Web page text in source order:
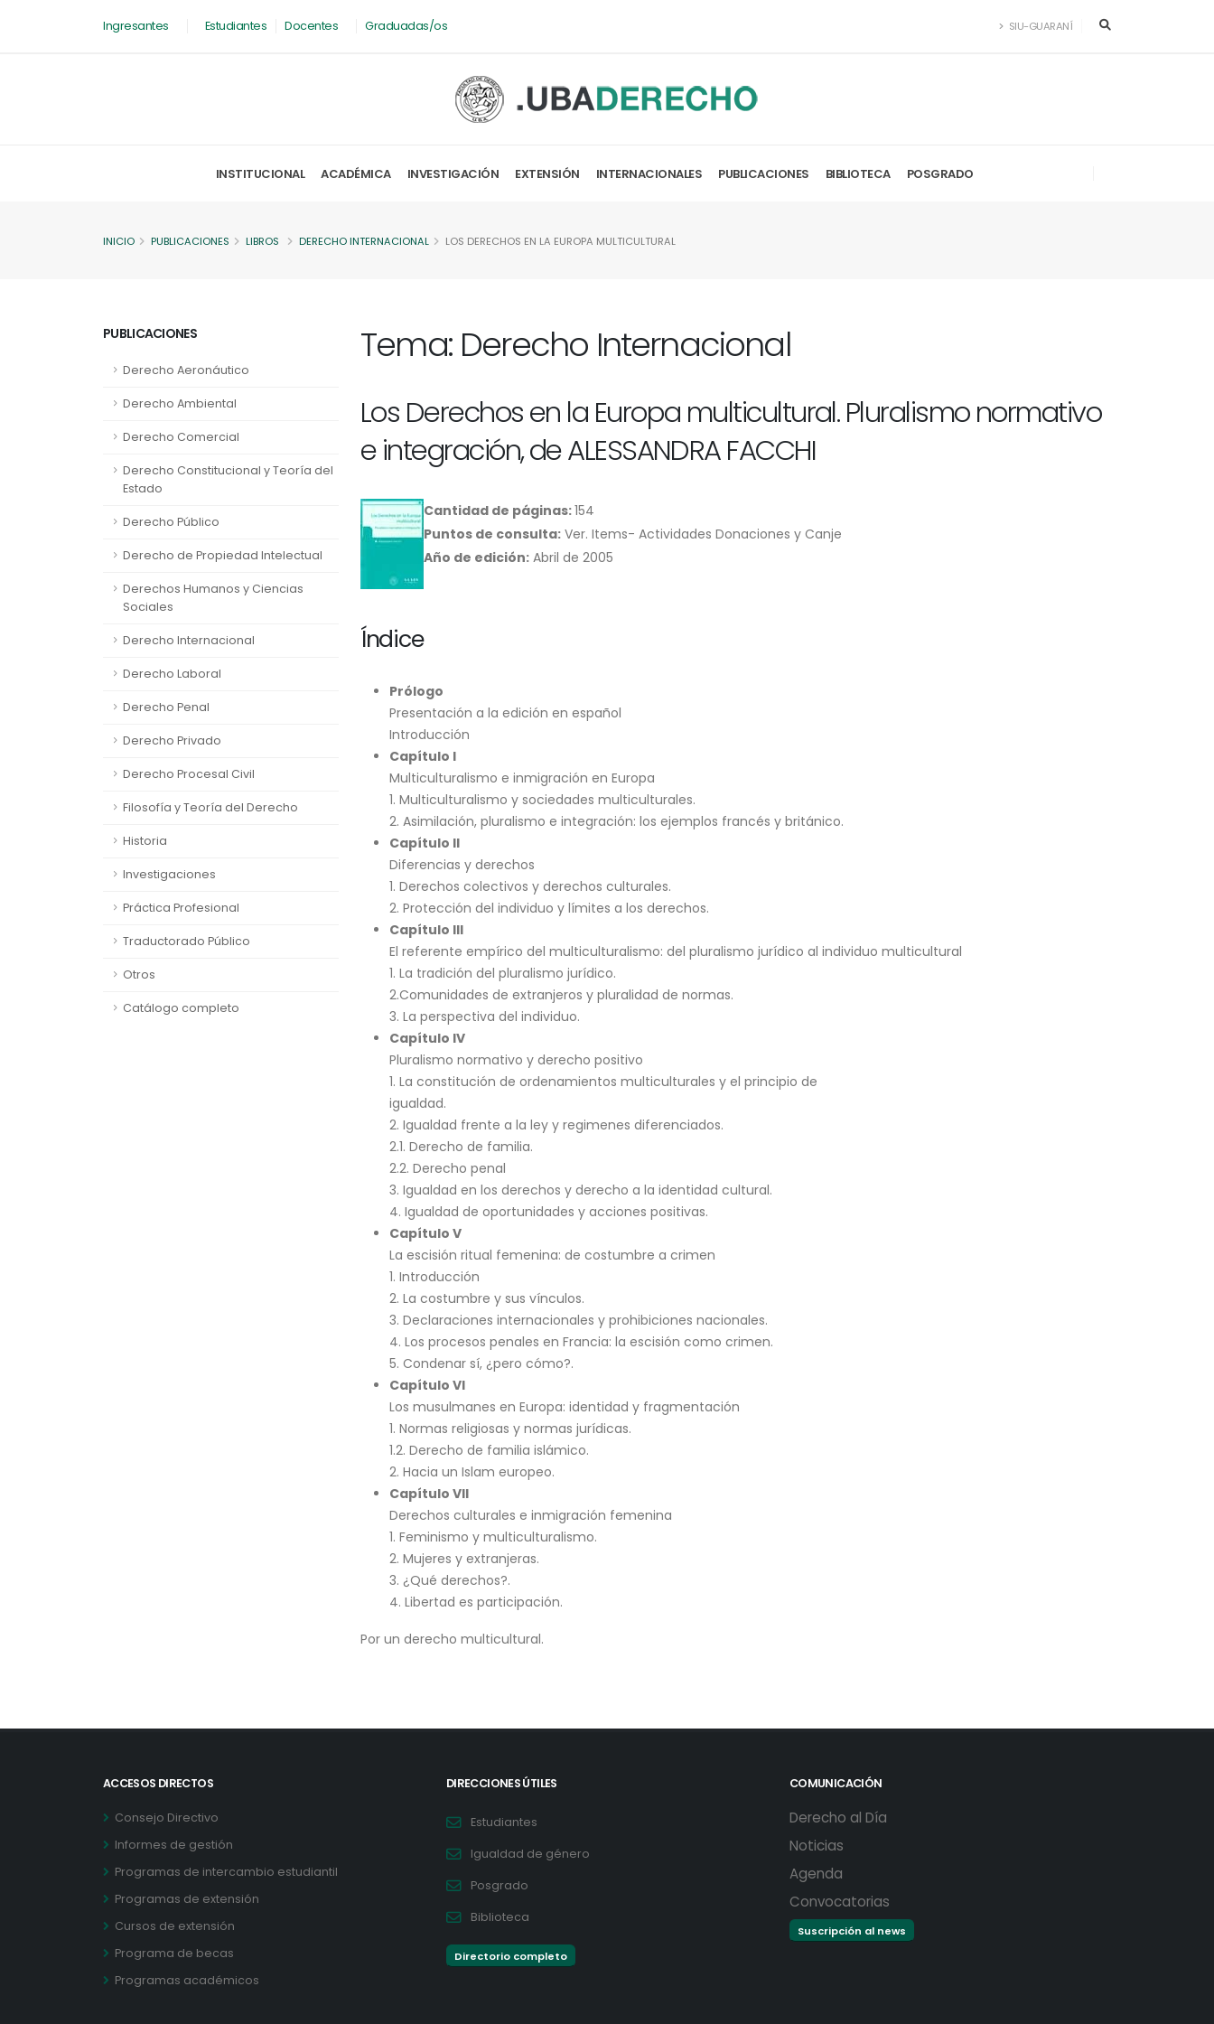
Ingresantes Estudiantes Docentes Graduadas/os SIU-GUARANÍ
INSTITUCIONAL ACADÉMICA INVESTIGACIÓN EXTENSIÓN INTERNACIONALES PUBLICACIONES BIBLIOTECA POSGRADO
INICIO PUBLICACIONES LIBROS DERECHO INTERNACIONAL LOS DERECHOS EN LA EUROPA MULTICULTURAL
PUBLICACIONES
Derecho Aeronáutico
Derecho Ambiental
Derecho Comercial
Derecho Constitucional y Teoría del
Estado
Derecho Público
Derecho de Propiedad Intelectual
Derechos Humanos y Ciencias
Sociales
Derecho Internacional
Derecho Laboral
Derecho Penal
Derecho Privado
Derecho Procesal Civil
Filosofía y Teoría del Derecho
Historia
Investigaciones
Práctica Profesional
Traductorado Público
Otros
Catálogo completo
Tema: Derecho Internacional
Los Derechos en la Europa multicultural. Pluralismo normativo
e integración, de ALESSANDRA FACCHI
Cantidad de páginas:154
Puntos de consulta: Ver. Items- Actividades Donaciones y Canje
Año de edición: Abril de 2005
Índice
Prólogo
Presentación a la edición en español
Introducción
Capítulo I
Multiculturalismo e inmigración en Europa
1. Multiculturalismo y sociedades multiculturales.
2. Asimilación, pluralismo e integración: los ejemplos francés y británico.
Capítulo II
Diferencias y derechos
1. Derechos colectivos y derechos culturales.
2. Protección del individuo y límites a los derechos.
Capítulo III
El referente empírico del multiculturalismo: del pluralismo jurídico al individuo multicultural
1. La tradición del pluralismo jurídico.
2.Comunidades de extranjeros y pluralidad de normas.
3. La perspectiva del individuo.
Capítulo IV
Pluralismo normativo y derecho positivo
1. La constitución de ordenamientos multiculturales y el principio de
igualdad.
2. Igualdad frente a la ley y regimenes diferenciados.
2.1. Derecho de familia.
2.2. Derecho penal
3. Igualdad en los derechos y derecho a la identidad cultural.
4. Igualdad de oportunidades y acciones positivas.
Capítulo V
La escisión ritual femenina: de costumbre a crimen
1. Introducción
2. La costumbre y sus vínculos.
3. Declaraciones internacionales y prohibiciones nacionales.
4. Los procesos penales en Francia: la escisión como crimen.
5. Condenar sí, ¿pero cómo?.
Capítulo VI
Los musulmanes en Europa: identidad y fragmentación
1. Normas religiosas y normas jurídicas.
1.2. Derecho de familia islámico.
2. Hacia un Islam europeo.
Capítulo VII
Derechos culturales e inmigración femenina
1. Feminismo y multiculturalismo.
2. Mujeres y extranjeras.
3. ¿Qué derechos?.
4. Libertad es participación.
Por un derecho multicultural.
ACCESOS DIRECTOS
Consejo Directivo
Informes de gestión
Programas de intercambio estudiantil
Programas de extensión
Cursos de extensión
Programa de becas
Programas académicos
DIRECCIONES ÚTILES
Estudiantes
Igualdad de género
Posgrado
Biblioteca
Directorio completo
COMUNICACIÓN
Derecho al Día
Noticias
Agenda
Convocatorias
Suscripción al news